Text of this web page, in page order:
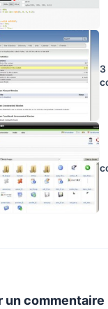
3
un commentaire